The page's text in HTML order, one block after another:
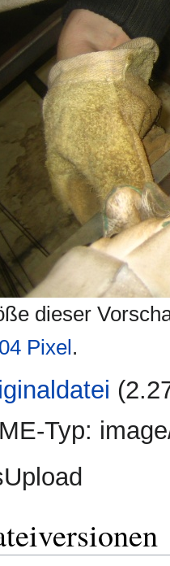
dieser
Pixel.
Typ: